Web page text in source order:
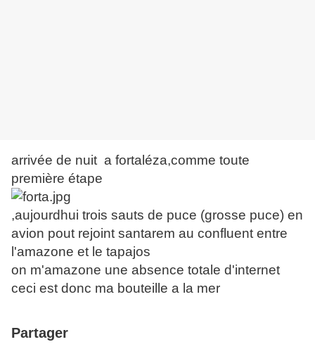
arrivée de nuit a fortaléza,comme toute
première étape
,aujourdhui trois sauts de puce (grosse puce) en
avion pout rejoint santarem au confluent entre
l'amazone et le tapajos
on m'amazone une absence totale d'internet
ceci est donc ma bouteille a la mer
Partager